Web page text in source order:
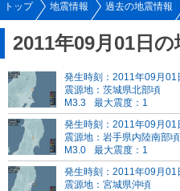
トップ 地震情報 過去の地震情報
2011年09月01日の
発生時刻：2011年09月01
震源地：茨城県北部頃
M3.3
最大震度：1
発生時刻：2011年09月01
震源地：岩手県内陸南部頃
M3.0
最大震度：1
発生時刻：2011年09月01
震源地：宮城県沖頃